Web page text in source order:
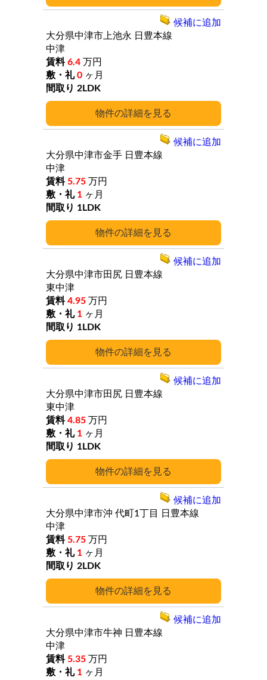
詳細
大分県中津市上池永 日豊本線
中津
6.4 万円
0 ヶ月
2LDK
候補に追加
詳細
大分県中津市金手 日豊本線
中津
5.75 万円
1 ヶ月
1LDK
候補に追加
詳細
大分県中津市田尻 日豊本線
東中津
4.95 万円
1 ヶ月
1LDK
候補に追加
詳細
大分県中津市田尻 日豊本線
東中津
4.85 万円
1 ヶ月
1LDK
候補に追加
詳細
大分県中津市沖 代町1丁目
日豊本線
中津
5.75 万円
1 ヶ月
2LDK
候補に追加
大分県中津市牛神 日豊本線
中津
5.35 万円
1 ヶ月
候補に追加